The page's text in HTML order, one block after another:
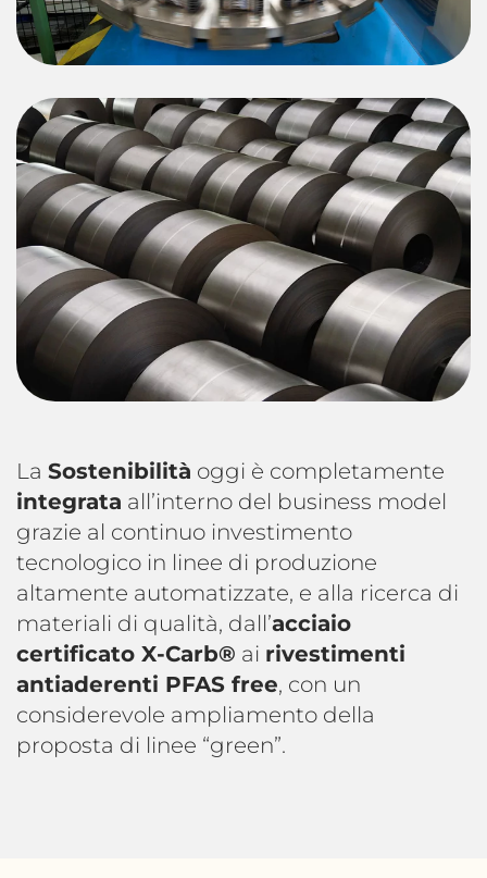
La Sostenibilità oggi è completamente
integrata all’interno del business model
grazie al continuo investimento
tecnologico in linee di produzione
altamente automatizzate, e alla ricerca di
materiali di qualità, dall’acciaio
certificato X-Carb® ai rivestimenti
antiaderenti PFAS free, con un
considerevole ampliamento della
proposta di linee “green”.